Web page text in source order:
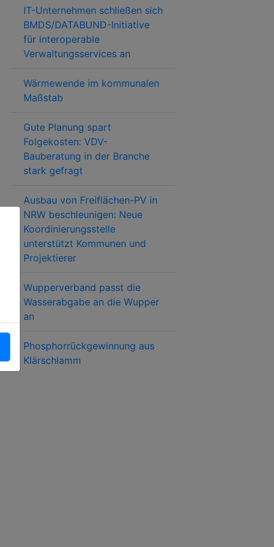
IT-Unternehmen schließen sich
BMDS/DATABUND-Initiative
für interoperable
Verwaltungsservices an
Wärmewende im kommunalen
Maßstab
Gute Planung spart
Folgekosten: VDV-
Bauberatung in der Branche
stark gefragt
Ausbau von Freiflächen-PV in
NRW beschleunigen: Neue
Koordinierungsstelle
unterstützt Kommunen und
Projektierer
Wupperverband passt die
Wasserabgabe an die Wupper
an
Phosphorrückgewinnung aus
Klärschlamm